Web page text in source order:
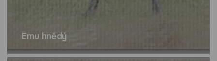
Emu hnědý